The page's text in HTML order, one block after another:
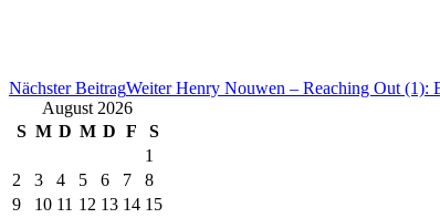
Nächster BeitragWeiter Henry Nouwen – Reaching Out (1):
August 2026
S M D M D F
S
1
2
3 4 5 6 7
8
9
10 11 12 13 14 15